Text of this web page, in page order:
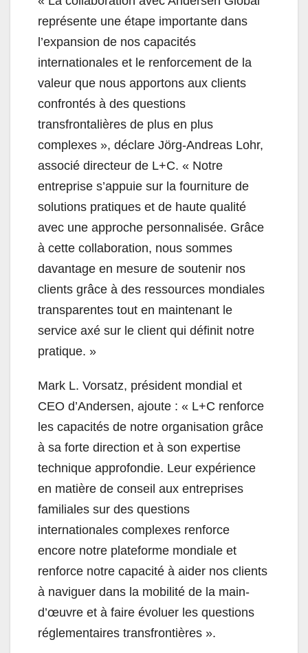
représente une étape importante dans
l’expansion de nos capacités
internationales et le renforcement de la
valeur que nous apportons aux clients
confrontés à des questions
transfrontalières de plus en plus
complexes », déclare Jörg-Andreas Lohr,
associé directeur de L+C. « Notre
entreprise s’appuie sur la fourniture de
solutions pratiques et de haute qualité
avec une approche personnalisée. Grâce
à cette collaboration, nous sommes
davantage en mesure de soutenir nos
clients grâce à des ressources mondiales
transparentes tout en maintenant le
service axé sur le client qui définit notre
pratique. »
Mark L. Vorsatz, président mondial et
CEO d’Andersen, ajoute : « L+C renforce
les capacités de notre organisation grâce
à sa forte direction et à son expertise
technique approfondie. Leur expérience
en matière de conseil aux entreprises
familiales sur des questions
internationales complexes renforce
encore notre plateforme mondiale et
renforce notre capacité à aider nos clients
à naviguer dans la mobilité de la main-
d’œuvre et à faire évoluer les questions
réglementaires transfrontières ».